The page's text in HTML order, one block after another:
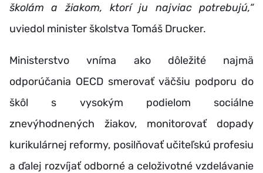
školám a žiakom, ktorí ju najviac potrebujú,“
uviedol minister školstva Tomáš Drucker.
Ministerstvo vníma ako dôležité najmä
odporúčania OECD smerovať väčšiu podporu do
škôl s vysokým podielom sociálne
znevýhodnených žiakov, monitorovať dopady
kurikulárnej reformy, posilňovať učiteľskú profesiu
a ďalej rozvíjať odborné a celoživotné vzdelávanie